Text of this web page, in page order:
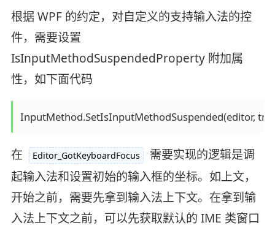
根据 WPF 的约定，对自定义的支持输入法的控
件，需要设置
IsInputMethodSuspendedProperty 附加属
性，如下面代码
在 Editor_GotKeyboardFocus
需要实现的逻辑是调
起输入法和设置初始的输入框的坐标。如上文，
开始之前，需要先拿到输入法上下文。在拿到输
入法上下文之前，可以先获取默认的 IME 类窗口